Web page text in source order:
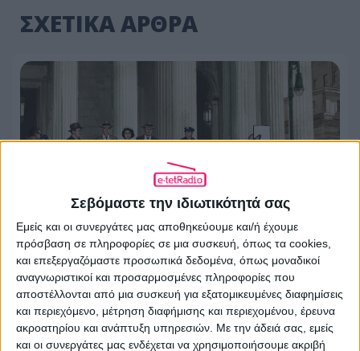
Σεβόμαστε την ιδιωτικότητά σας
Εμείς και οι συνεργάτες μας αποθηκεύουμε και/ή έχουμε
πρόσβαση σε πληροφορίες σε μια συσκευή, όπως τα cookies,
και επεξεργαζόμαστε προσωπικά δεδομένα, όπως μοναδικοί
αναγνωριστικοί και προσαρμοσμένες πληροφορίες που
αποστέλλονται από μια συσκευή για εξατομικευμένες διαφημίσεις
και περιεχόμενο, μέτρηση διαφήμισης και περιεχομένου, έρευνα
ακροατηρίου και ανάπτυξη υπηρεσιών. Με την άδειά σας, εμείς
και οι συνεργάτες μας ενδέχεται να χρησιμοποιήσουμε ακριβή
ΣΧΕΤΙΚΑ ΑΡΘΡΑ
Αφιέρωμα «Έγκλημα και Τιμωρία» στο
ERTflix με αληθινές ιστορίες
εγκλημάτων